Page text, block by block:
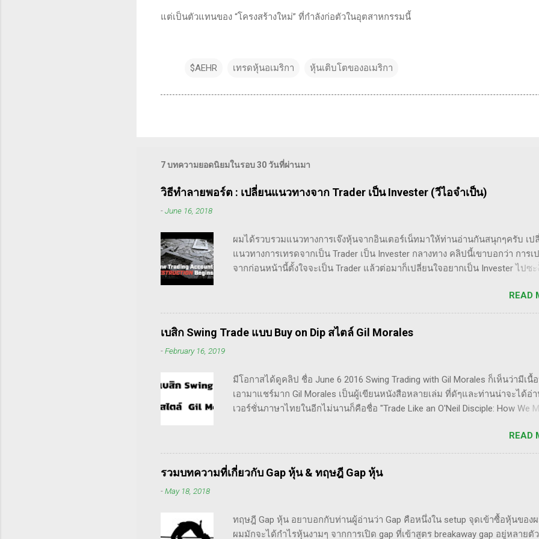
แต่เป็นตัวแทนของ “โครงสร้างใหม่” ที่กำลังก่อตัวในอุตสาหกรรมนี้
$AEHR เทรดหุ้นอเมริกา หุ้นเติบโตของอเมริกา
7 บทความยอดนิยมในรอบ 30 วันที่ผ่านมา
วิธีทำลายพอร์ต : เปลี่ยนแนวทางจาก Trader เป็น Invester (วีไอจำเป็น)
-June 16, 2018
ผมได้รวบรวมแนวทางการเจ๊งหุ้นจากอินเตอร์เน็ทมาให้ท่านอ่านกันสนุกๆครับ เป
แนวทางการเทรดจากเป็น Trader เป็น Invester กลางทาง คลิปนี้เขาบอกว่า การเ
จากก่อนหน้านี้ตั้งใจจะเป็น Trader แล้วต่อมาก็เปลี่ยนใจอยากเป็น Invester ไปซะงั้
ที่สำคัญความเป็นเทรดเดอร์คือ การเคารพกฎของตัวเอง โดยเฉพาะ stop loss แ
ร่วงถึง 10% ก็ต้องตัดขาดทุนตามระบบแล้วครับ ส่วน Invester ก็หมายความถึงนั
พวกเขามองระยะยาว ไม่สนใจต่อความผันผวนของราคาในระยะสั้น อย่างวอเรน
บัฟเฟต์ บอกว่า "คุณไม่ควรอยู่ในตลาดหุ้น นอกเสียจากจะสามารถนั่งมองหุ้นที่คุณ
สาเหตุที่ทำให้เทรดเดอร์เจ๊งหุ้น ต้องเสียเงิน ขาดทุนไปมากมาย ทำลายเงินในพอ
เสียหายมากที่สุด ประการหนึ่งก็คือเรื่องนี้แหละครับ ตอนแรกซื้อหุ้น เพราะต้องการ
แบบเทรดเดิ้ง คือ ซื้อมาขายไปในกรอบเวลาหนึ...
READ
เบสิก Swing Trade แบบ Buy on Dip สไตล์ Gil Morales
-February 16, 2019
มีโอกาสได้ดูคลิป ชื่อ June 6 2016 Swing Trading with Gil Morales ก็เห็นว่ามีเนื้
เอามาแชร์มาก Gil Morales เป็นผู้เขียนหนังสือหลายเล่ม ที่ดัๆและท่านน่าจะได้อ่
เวอร์ชั่นภาษาไทยในอีกไม่นานก็คือชื่อ "Trade Like an O'Neil Disciple: How We
Trading Cockpit with the O'Neil Disciples: Strategies that Made Us 18,000% in
Stock Market และนอกจากนี้ก็ได้เขียนร่วมกันกับอาจารย์อย่าง วิลเลี่ยม โอนีล ชื่
to Make Money Selling Stocks Short อีกด้วย ผมเองก็เคยแปลงานของแกแบบมั่ว
หลายเรื่องด้วยกันนะ อาทิ - Voodoo - ทรงหุ้นซิ่ง ราคาย่อ วอลุ่มหาย - สรุปกฎ
(คือผมเอามาอ้างแบบเกาะกระแสน่ะ เขาไม่รู้เห็นอะไรด้วยหรอก) พอได้เห็นคลิป
READ
รวมบทความที่เกี่ยวกับ Gap หุ้น & ทฤษฎี Gap หุ้น
-May 18, 2018
ทฤษฎี Gap หุ้น อยาบอกกับท่านผู้อ่านว่า Gap คือหนึ่งใน setup จุดเข้าซื้อหุ้นของ
ผมมักจะได้กำไรหุ้นงามๆ จากการเปิด gap ที่เข้าสูตร breakaway gap อยู่หลายตัว